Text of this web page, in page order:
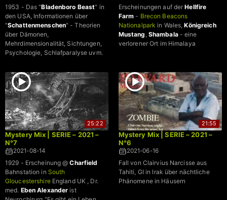
1953 - Das "Bladenboro Beast" in
den USA, Informationen über
"Schattenmenschen" - Theorien
über Dämonen,
Mehrdimensionalität, Sichtungen,
Psychologie, Schlafparalyse uvm.
Erscheinungen auf derHellfire
Farm - Brecon Beacons
Nationalpark in Wales,Königreich
Mustang Shambala- eine
verlorener Ort im Himalaya
25:22
Mystery Mix | SERIE – 2021 –
N°7
2021-08-14
1929 - Erscheinung @Charfield
Bahnstation in South
GloucestershireEngland UK , Dr.
med. Eben Alexander ist
21:55
Mystery Mix | SERIE – 2021 –
N°6
2021-06-16
Fall von Clairvius Narcisse aus
Tahiti, GI in Irak über nächtliche
Phänomene in Häusern